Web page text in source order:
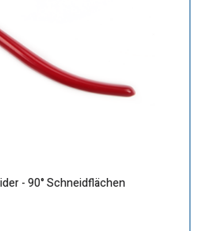
- 90° Schneidflächen